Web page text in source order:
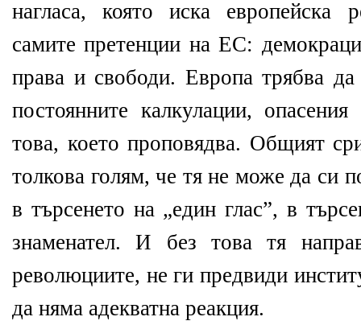
нагласа, която иска европейска
самите претенции на ЕС:
права и свободи. Европа трябва да
постоянните калкулации,
това, което проповядва. Общият
толкова голям, че тя не може да си
в търсенето на „един глас”, в
знаменател. И без това тя
революциите, не ги предвиди
да няма адекватна реакция.